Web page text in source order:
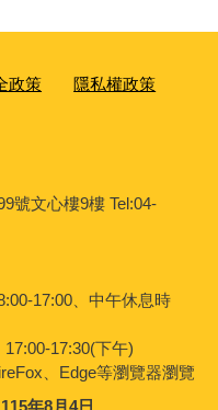
政策 隱私權政策
號文心樓9樓 Tel:04-
17:00、中午休息時
17:30(下午)
、Edge等瀏覽器瀏覽